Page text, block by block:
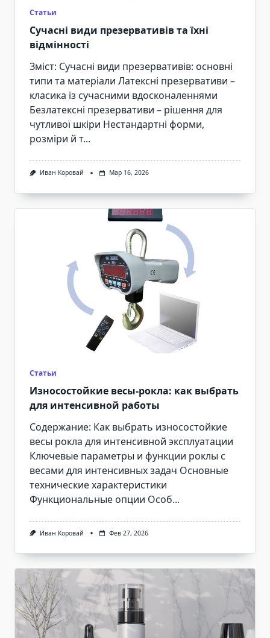
Статьи
Сучасні види презервативів та їхні
відмінності
Зміст: Сучасні види презервативів: основні
типи та матеріали Латексні презервативи –
класика із сучасними вдосконаленнями
Безлатексні презервативи – рішення для
чутливої шкіри Нестандартні форми,
розміри й т...
Иван Коровай Мар 16, 2026
Статьи
Износостойкие весы-рокла: как выбрать
для интенсивной работы
Содержание: Как выбрать износостойкие
весы рокла для интенсивной эксплуатации
Ключевые параметры и функции роклы с
весами для интенсивных задач Основные
технические характеристики
Функциональные опции Особ...
Иван Коровай Фев 27, 2026